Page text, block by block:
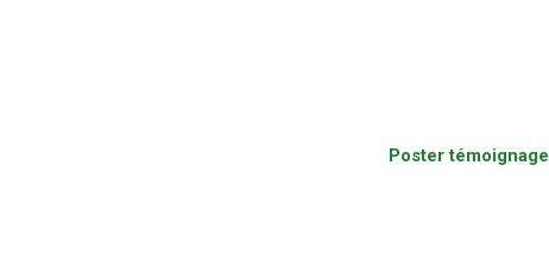
Poster témoignage